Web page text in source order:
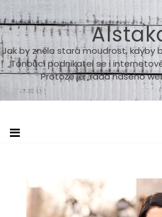
Skip
to
content
Jak by zněla stará moudrost, kdyby
„Tonoucí podnikatel se i
Protože je „rada našeho